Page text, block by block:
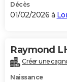
Décès
01/02/2026 à
Raymond
Créer une
Naissance